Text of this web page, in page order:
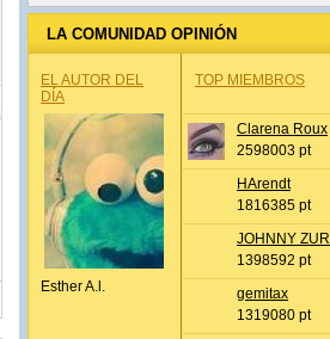
LA COMUNIDAD OPINIÓN
EL AUTOR DEL
DÍA
Esther A.l.
TOP MIEMBROS
Clarena Roux
2598003 pt
HArendt
1816385 pt
JOHNNY ZURI
1398592 pt
gemitax
1319080 pt